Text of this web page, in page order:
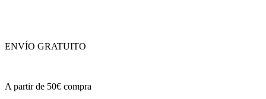
ENVÍO GRATUITO
A partir de 50€ compra